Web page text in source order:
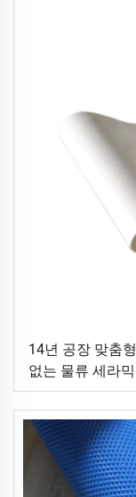
14년 공장 맞춤
없는 물류 세라